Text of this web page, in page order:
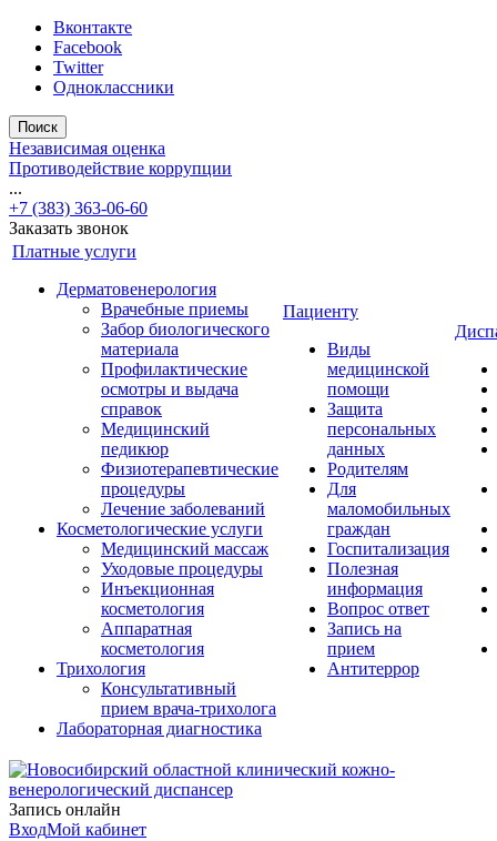
Вконтакте
Facebook
Twitter
Одноклассники
Поиск
Независимая оценка
Противодействие коррупции
...
+7 (383) 363-06-60
Заказать звонок
Платные услуги
Дерматовенерология
Врачебные приемы
Забор биологического
материала
Профилактические
осмотры и выдача
справок
Медицинский
педикюр
Физиотерапевтические
процедуры
Лечение заболеваний
Косметологические услуги
Медицинский массаж
Уходовые процедуры
Инъекционная
косметология
Аппаратная
косметология
Трихология
Консультативный
прием врача-трихолога
Лабораторная диагностика
Пациенту
Виды
медицинской
помощи
Защита
персональных
данных
Родителям
Для
маломобильных
граждан
Госпитализация
Полезная
информация
Вопрос ответ
Запись на
прием
Антитеррор
Запись онлайн
ВходМой кабинет